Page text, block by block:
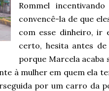
Rommel
convencê-la de que
com esse dinheiro, ir
certo, hesita antes
porque Marcela acaba
à mulher em quem ela
por um carro da